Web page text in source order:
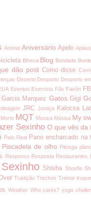
Animal Aniversário Apelo
Blheca Blog Bondade
dão post Como disse
Deserto Desporto Desporto
Eventos Exercicio Fãs Faxôn FB
Marquez Gatos Gigi
JRC Justiça Kalocsa
Morte MQT Musica Música My
Sexinho O que vês da
País Real Pano encharcado na
Piscadela de olho Pitosga
Responso Resposta Restaurantes
Sexinho Shisha Shoefie
Tradição Trechos Treinar
Weather Who cares? yoga